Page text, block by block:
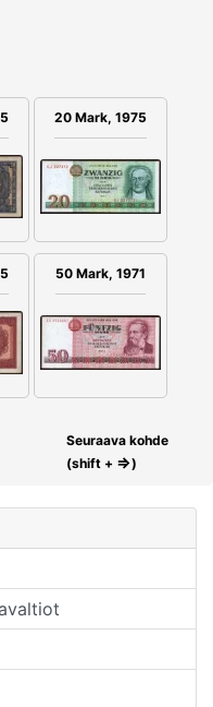
20 Mark, 1975
50 Mark, 1971
Seuraava kohde
(shift + ⇒)